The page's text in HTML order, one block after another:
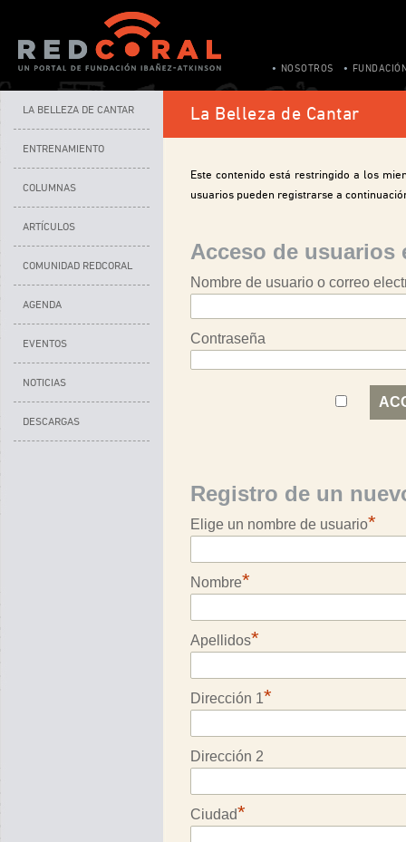
NOSOTROS
LA BELLEZA DE CANTAR
ENTRENAMIENTO
COLUMNAS
ARTÍCULOS
COMUNIDAD REDCORAL
AGENDA
EVENTOS
NOTICIAS
DESCARGAS
La Belleza de Cantar
Este contenido está restringido a los
usuarios pueden registrarse a
Acceso de usuarios
Nombre de usuario o correo
Contraseña
Registro de un
Elige un nombre de usuario*
Nombre*
Apellidos*
Dirección 1*
Dirección 2
Ciudad*